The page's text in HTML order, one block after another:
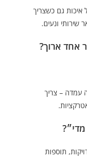
איכות גם כשצריך
שירותי ונעים.
אחד ארוך?
עמדה – צריך
תוספות